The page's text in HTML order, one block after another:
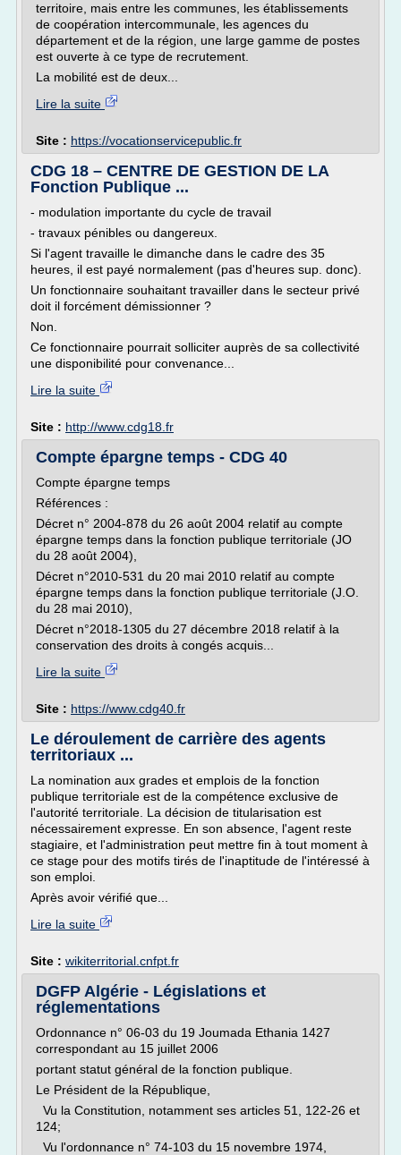
territoire, mais entre les communes, les établissements
de coopération intercommunale, les agences du
département et de la région, une large gamme de postes
est ouverte à ce type de recrutement.
La mobilité est de deux...
Lire la suite
Site : https://vocationservicepublic.fr
CDG 18 – CENTRE DE GESTION DE LA
Fonction Publique ...
- modulation importante du cycle de travail
- travaux pénibles ou dangereux.
Si l'agent travaille le dimanche dans le cadre des 35
heures, il est payé normalement (pas d'heures sup. donc).
Un fonctionnaire souhaitant travailler dans le secteur privé
doit il forcément démissionner ?
Non.
Ce fonctionnaire pourrait solliciter auprès de sa collectivité
une disponibilité pour convenance...
Lire la suite
Site : http://www.cdg18.fr
Compte épargne temps - CDG 40
Compte épargne temps
Références :
Décret n° 2004-878 du 26 août 2004 relatif au compte
épargne temps dans la fonction publique territoriale (JO
du 28 août 2004),
Décret n°2010-531 du 20 mai 2010 relatif au compte
épargne temps dans la fonction publique territoriale (J.O.
du 28 mai 2010),
Décret n°2018-1305 du 27 décembre 2018 relatif à la
conservation des droits à congés acquis...
Lire la suite
Site : https://www.cdg40.fr
Le déroulement de carrière des agents
territoriaux ...
La nomination aux grades et emplois de la fonction
publique territoriale est de la compétence exclusive de
l'autorité territoriale. La décision de titularisation est
nécessairement expresse. En son absence, l'agent reste
stagiaire, et l'administration peut mettre fin à tout moment à
ce stage pour des motifs tirés de l'inaptitude de l'intéressé à
son emploi.
Après avoir vérifié que...
Lire la suite
Site : wikiterritorial.cnfpt.fr
DGFP Algérie - Législations et
réglementations
Ordonnance n° 06-03 du 19 Joumada Ethania 1427
correspondant au 15 juillet 2006
portant statut général de la fonction publique.
Le Président de la République,
Vu la Constitution, notamment ses articles 51, 122-26 et
124;
Vu l'ordonnance n° 74-103 du 15 novembre 1974,